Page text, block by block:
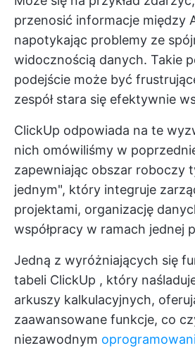
przenosić informacje między
napotykając problemy ze
widocznością danych. Takie
podejście może być
zespół stara się efektywnie
ClickUp odpowiada na te
nich omówiliśmy w
zapewniając obszar roboczy
jednym", który integruje
projektami, organizację
współpracy w ramach jednej
Jedną z wyróżniających się
tabeli ClickUp , który
arkuszy kalkulacyjnych,
zaawansowane funkcje, co
niezawodnym